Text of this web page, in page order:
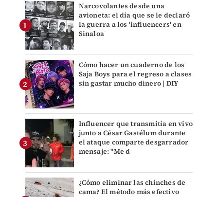
Narcovolantes desde una
avioneta: el día que se le declaró
la guerra a los 'influencers' en
Sinaloa
Cómo hacer un cuaderno de los
Saja Boys para el regreso a clases
sin gastar mucho dinero | DIY
Influencer que transmitía en vivo
junto a César Gastélum durante
el ataque comparte desgarrador
mensaje: "Me d
¿Cómo eliminar las chinches de
cama? El método más efectivo